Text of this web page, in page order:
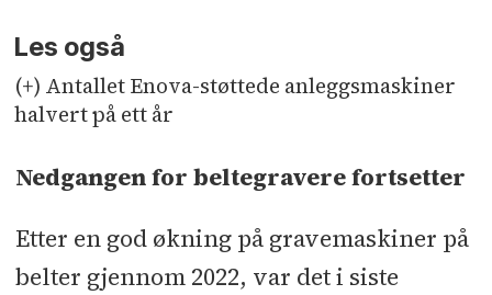
Les også
(+) Antallet Enova-støttede anleggsmaskiner
halvert på ett år
Nedgangen for beltegravere fortsetter
Etter en god økning på gravemaskiner på
belter gjennom 2022, var det i siste